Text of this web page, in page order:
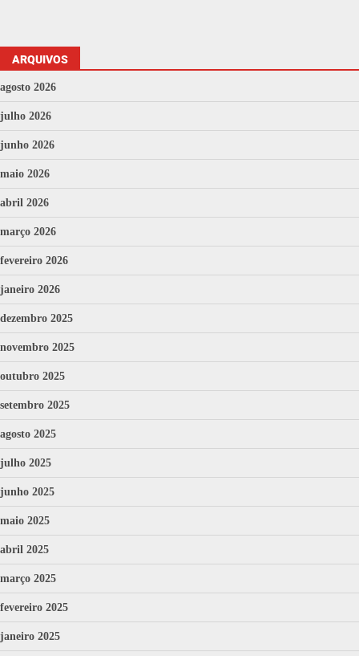
ARQUIVOS
agosto 2026
julho 2026
junho 2026
maio 2026
abril 2026
março 2026
fevereiro 2026
janeiro 2026
dezembro 2025
novembro 2025
outubro 2025
setembro 2025
agosto 2025
julho 2025
junho 2025
maio 2025
abril 2025
março 2025
fevereiro 2025
janeiro 2025